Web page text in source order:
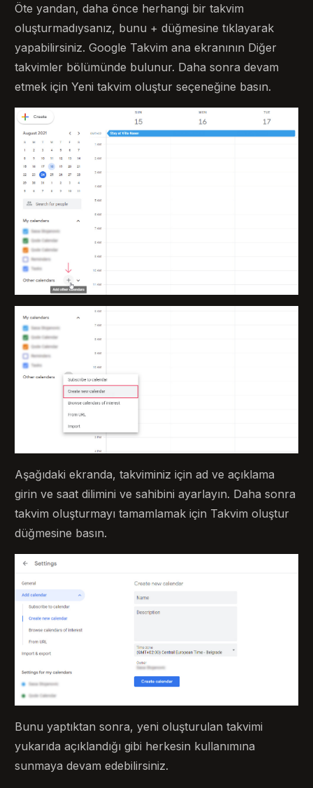
Öte yandan, daha önce herhangi bir takvim
oluşturmadıysanız, bunu + düğmesine tıklayarak
yapabilirsiniz. Google Takvim ana ekranının Diğer
takvimler bölümünde bulunur. Daha sonra devam
etmek için Yeni takvim oluştur seçeneğine basın.
Aşağıdaki ekranda, takviminiz için ad ve açıklama
girin ve saat dilimini ve sahibini ayarlayın. Daha sonra
takvim oluşturmayı tamamlamak için Takvim oluştur
düğmesine basın.
Bunu yaptıktan sonra, yeni oluşturulan takvimi
yukarıda açıklandığı gibi herkesin kullanımına
sunmaya devam edebilirsiniz.